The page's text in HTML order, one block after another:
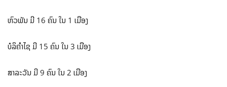
ຫົວພັນ ມີ 16 ຄົນ ໃນ ​1 ເມືອງ
ບໍລິຄຳໄຊ ມີ 15 ຄົນ ໃນ ​3 ເມືອງ
ສາລະວັນ ມີ 9 ຄົນ ໃນ ​2 ເມືອງ